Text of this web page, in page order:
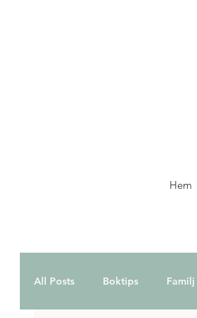
Hem
All Posts Boktips Familj